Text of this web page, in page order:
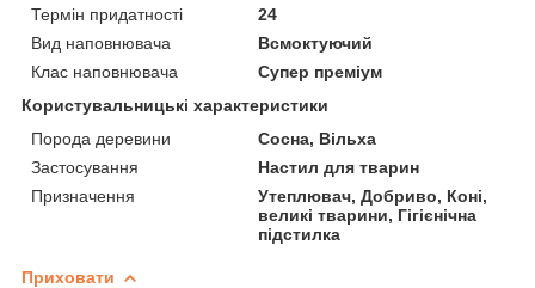
Термін придатності
24
Вид наповнювача
Всмоктуючий
Клас наповнювача
Супер преміум
Користувальницькі характеристики
Порода деревини
Сосна, Вільха
Застосування
Настил для тварин
Призначення
Утеплювач, Добриво, Коні,
великі тварини, Гігієнічна
підстилка
Приховати